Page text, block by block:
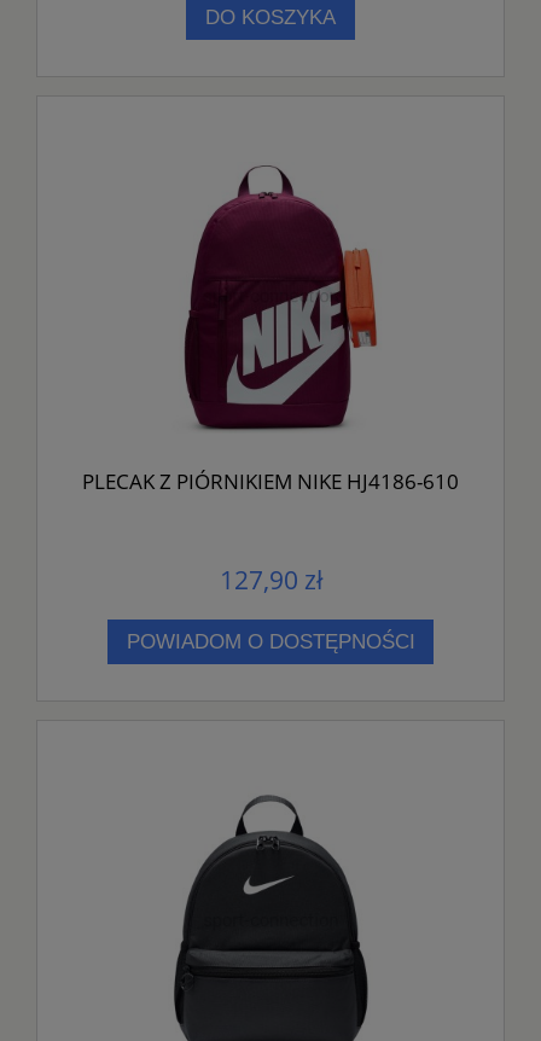
DO KOSZYKA
PLECAK Z PIÓRNIKIEM NIKE HJ4186-610
127,90 zł
POWIADOM O DOSTĘPNOŚCI